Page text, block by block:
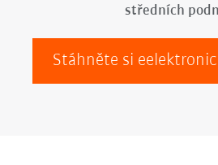
středních
Stáhněte si